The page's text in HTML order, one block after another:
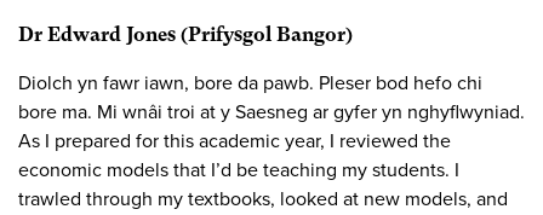
Dr Edward Jones (Prifysgol Bangor)
Diolch yn fawr iawn, bore da pawb. Pleser bod hefo chi
bore ma. Mi wnâi troi at y Saesneg ar gyfer yn nghyflwyniad.
As I prepared for this academic year, I reviewed the
economic models that I’d be teaching my students. I
trawled through my textbooks, looked at new models, and